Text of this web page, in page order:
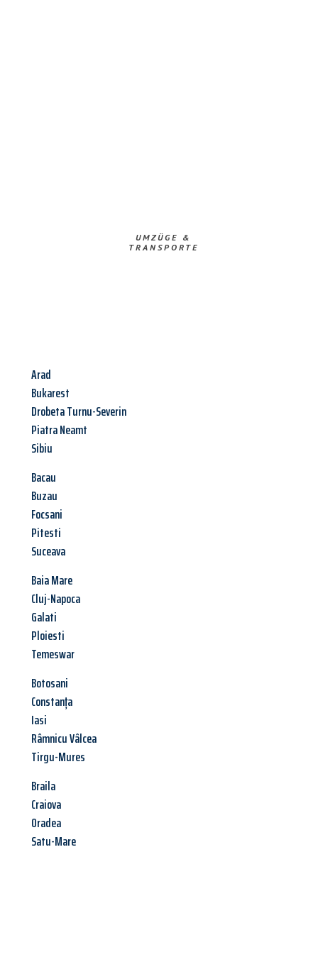
UMZÜGE &
TRANSPORTE
Arad
Bukarest
Drobeta Turnu-Severin
Piatra Neamt
Sibiu
Bacau
Buzau
Focsani
Pitesti
Suceava
Baia Mare
Cluj-Napoca
Galati
Ploiesti
Temeswar
Botosani
Constanța
Iasi
Râmnicu Vâlcea
Tirgu-Mures
Braila
Craiova
Oradea
Satu-Mare